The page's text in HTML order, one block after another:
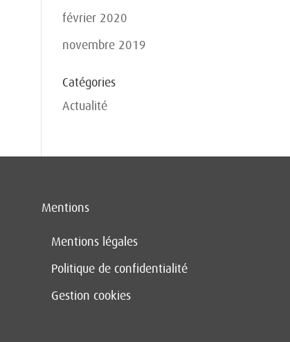
février 2020
novembre 2019
Catégories
Actualité
Mentions
Mentions légales
Politique de confidentialité
Gestion cookies